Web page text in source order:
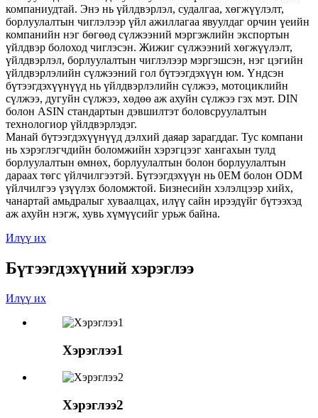
компаниудтай. Энэ нь үйлдвэрлэл, судалгаа, хөгжүүлэлт,
борлуулалтын чиглэлээр үйл ажиллагаа явуулдаг орчин үеийн
компанийн нэг бөгөөд сүлжээний мэргэжлийн экспортын
үйлдвэр болоход чиглэсэн. Жижиг сүлжээний хөгжүүлэлт,
үйлдвэрлэл, борлуулалтын чиглэлээр мэргэшсэн, нэг цэгийн
үйлдвэрлэлийн сүлжээний гол бүтээгдэхүүн юм. Үндсэн
бүтээгдэхүүнүүд нь үйлдвэрлэлийн сүлжээ, мотоциклийн
сүлжээ, дугуйн сүлжээ, хөдөө аж ахуйн сүлжээ гэх мэт. DIN
болон ASIN стандартын дэвшилтэт боловсруулалтын
технологиор үйлдвэрлэдэг.
Манай бүтээгдэхүүнүүд дэлхий даяар зарагддаг. Тус компани
нь хэрэглэгчдийн боломжийн хэрэгцээг хангахын тулд
борлуулалтын өмнөх, борлуулалтын болон борлуулалтын
дараах төгс үйлчилгээтэй. Бүтээгдэхүүн нь 0EM болон ODM
үйлчилгээ үзүүлэх боломжтой. Бизнесийн хэлэлцээр хийх,
чанартай амьдралыг хуваалцах, илүү сайн ирээдүйг бүтээхэд
аж ахуйн нэгж, хувь хүмүүсийг урьж байна.
Илүү их
Бүтээгдэхүүний хэрэглээ
Илүү их
Хэрэглээ1
Хэрэглээ2